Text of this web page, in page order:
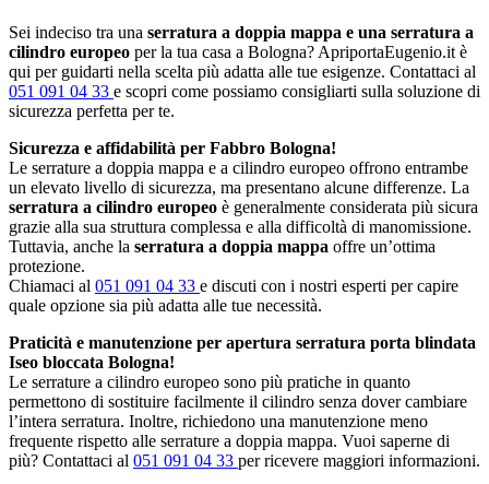
Sei indeciso tra una serratura a doppia mappa e una serratura a
cilindro europeo per la tua casa a Bologna? ApriportaEugenio.it è
qui per guidarti nella scelta più adatta alle tue esigenze. Contattaci al
051 091 04 33 e scopri come possiamo consigliarti sulla soluzione di
sicurezza perfetta per te.
Sicurezza e affidabilità per Fabbro Bologna!
Le serrature a doppia mappa e a cilindro europeo offrono entrambe
un elevato livello di sicurezza, ma presentano alcune differenze. La
serratura a cilindro europeo è generalmente considerata più sicura
grazie alla sua struttura complessa e alla difficoltà di manomissione.
Tuttavia, anche la serratura a doppia mappa offre un’ottima
protezione.
Chiamaci al 051 091 04 33 e discuti con i nostri esperti per capire
quale opzione sia più adatta alle tue necessità.
Praticità e manutenzione per apertura serratura porta blindata
Iseo bloccata Bologna!
Le serrature a cilindro europeo sono più pratiche in quanto
permettono di sostituire facilmente il cilindro senza dover cambiare
l’intera serratura. Inoltre, richiedono una manutenzione meno
frequente rispetto alle serrature a doppia mappa. Vuoi saperne di
più? Contattaci al 051 091 04 33 per ricevere maggiori informazioni.